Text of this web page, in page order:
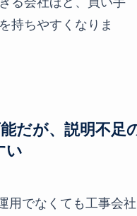
持ちやすくなりま
だが、説明不足
い
用でなくても工事会社